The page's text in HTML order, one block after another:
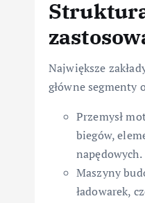
Największe
główne
Przemysł
biegów,
napędowych.
Maszyny
ładowarek,